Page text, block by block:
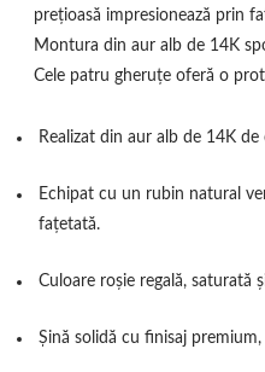
prețioasă impresionează prin
Montura din aur alb de 14K
Cele patru gheruțe oferă o
Realizat din aur alb de 14K
Echipat cu un rubin natural
fațetată.
Culoare roșie regală, saturată
Șină solidă cu finisaj